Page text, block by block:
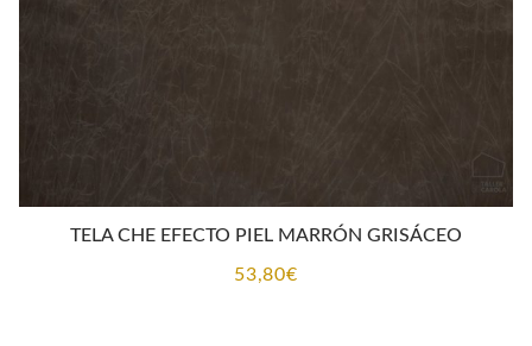
TELA CHE EFECTO PIEL MARRÓN GRISÁCEO
53,80€